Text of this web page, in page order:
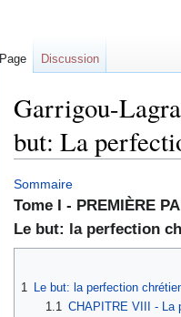
Garrigou-
but: La
Aller
à
la
Aller
à
la
Sommaire
Tome I - PREMIÈRE
Le but: la perfection
1 Le but: la perfection
1.1 CHAPITRE VIII - La
Page Discussion